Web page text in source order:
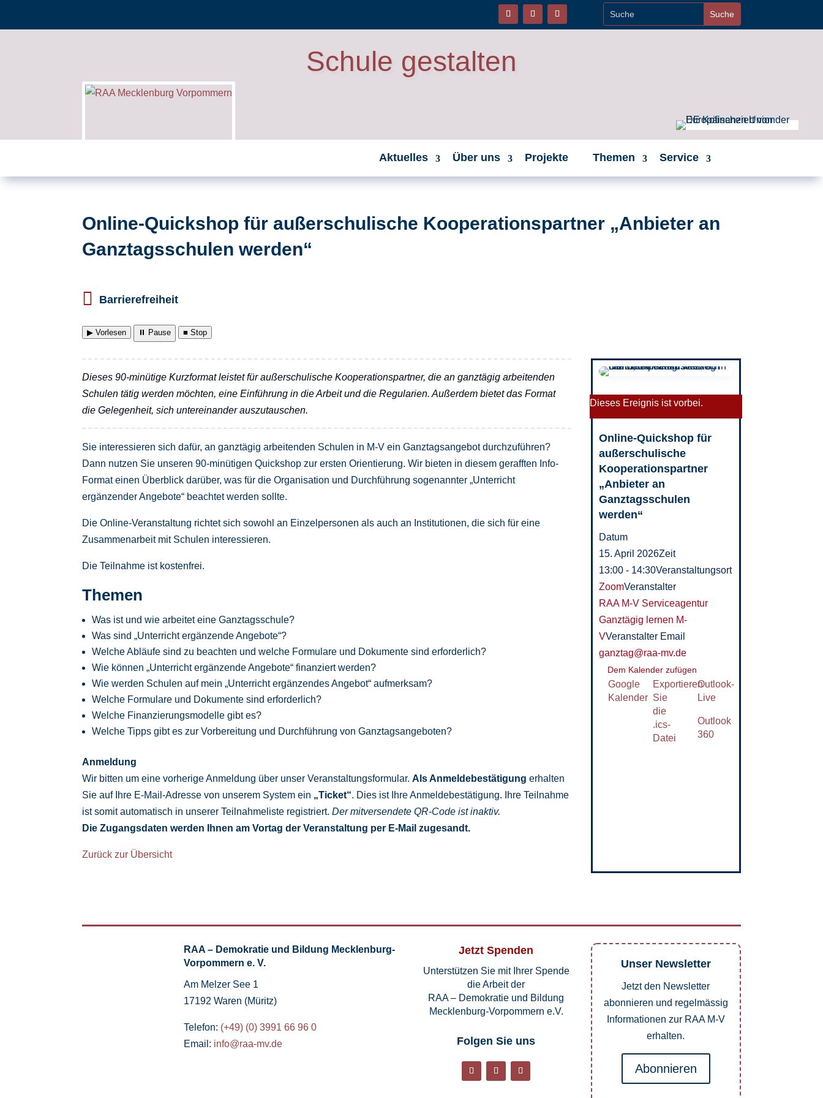
Schule gestalten
Aktuelles Über uns Projekte Themen Service
Online-Quickshop für außerschulische Kooperationspartner „Anbieter an
Ganztagsschulen werden“
 Barrierefreiheit
▶ Vorlesen ⏸ Pause ■ Stop
Dieses 90-minütige Kurzformat leistet für außerschulische Kooperationspartner, die an ganztägig arbeitenden
Schulen tätig werden möchten, eine Einführung in die Arbeit und die Regularien. Außerdem bietet das Format
die Gelegenheit, sich untereinander auszutauschen.
Sie interessieren sich dafür, an ganztägig arbeitenden Schulen in M-V ein Ganztagsangebot durchzuführen?
Dann nutzen Sie unseren 90-minütigen Quickshop zur ersten Orientierung. Wir bieten in diesem gerafften Info-
Format einen Überblick darüber, was für die Organisation und Durchführung sogenannter „Unterricht
ergänzender Angebote“ beachtet werden sollte.
Die Online-Veranstaltung richtet sich sowohl an Einzelpersonen als auch an Institutionen, die sich für eine
Zusammenarbeit mit Schulen interessieren.
Die Teilnahme ist kostenfrei.
Themen
Was ist und wie arbeitet eine Ganztagsschule?
Was sind „Unterricht ergänzende Angebote“?
Welche Abläufe sind zu beachten und welche Formulare und Dokumente sind erforderlich?
Wie können „Unterricht ergänzende Angebote“ finanziert werden?
Wie werden Schulen auf mein „Unterricht ergänzendes Angebot“ aufmerksam?
Welche Formulare und Dokumente sind erforderlich?
Welche Finanzierungsmodelle gibt es?
Welche Tipps gibt es zur Vorbereitung und Durchführung von Ganztagsangeboten?
Anmeldung
Wir bitten um eine vorherige Anmeldung über unser Veranstaltungsformular.Als Anmeldebestätigung erhalten
Sie auf Ihre E-Mail-Adresse von unserem System ein „Ticket“. Dies ist Ihre Anmeldebestätigung. Ihre Teilnahme
ist somit automatisch in unserer Teilnahmeliste registriert.Der mitversendete QR-Code ist inaktiv.
Die Zugangsdaten werden Ihnen am Vortag der Veranstaltung per E-Mail zugesandt.
Zurück zur Übersicht
Dieses Ereignis ist vorbei.
Online-Quickshop für
außerschulische
Kooperationspartner
„Anbieter an
Ganztagsschulen
werden“
Datum
15. April 2026Zeit
13:00 - 14:30Veranstaltungsort
ZoomVeranstalter
RAA M-V Serviceagentur
Ganztägig lernen M-
VVeranstalter Email
ganztag@raa-mv.de
Dem Kalender zufügen
Google
Kalender
Exportieren
Sie
die
.ics-
Datei
Outlook-
Live
Outlook
360
RAA – Demokratie und Bildung Mecklenburg-
Vorpommern e. V.
Am Melzer See 1
17192 Waren (Müritz)
Telefon: (+49) (0) 3991 66 96 0
Email: info@raa-mv.de
Jetzt Spenden
Unterstützen Sie mit Ihrer Spende
die Arbeit der
RAA – Demokratie und Bildung
Mecklenburg-Vorpommern e.V.
Folgen Sie uns
Unser Newsletter
Jetzt den Newsletter
abonnieren und regelmässig
Informationen zur RAA M-V
erhalten.
Abonnieren